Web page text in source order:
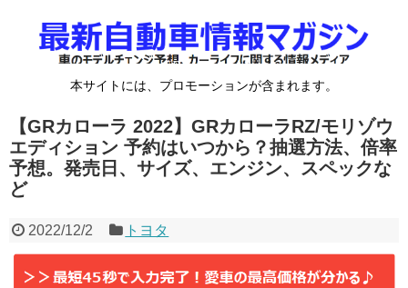
本サイトには、プロモーションが含まれます。
【GRカローラ 2022】GRカローラRZ/モリゾウ
エディション 予約はいつから？抽選方法、倍率
予想。発売日、サイズ、エンジン、スペックな
ど
2022/12/2 トヨタ